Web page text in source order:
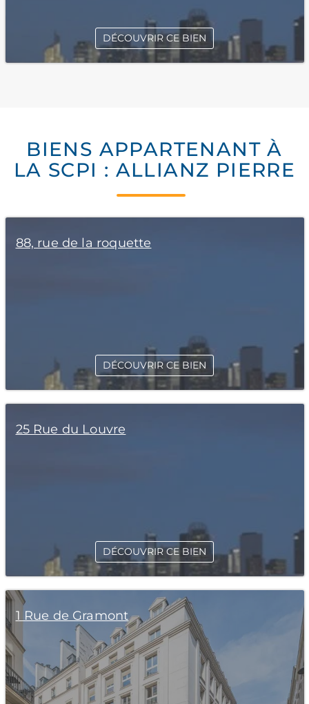
DÉCOUVRIR CE BIEN
BIENS APPARTENANT À
LA SCPI : ALLIANZ PIERRE
88, rue de la roquette
DÉCOUVRIR CE BIEN
25 Rue du Louvre
DÉCOUVRIR CE BIEN
1 Rue de Gramont